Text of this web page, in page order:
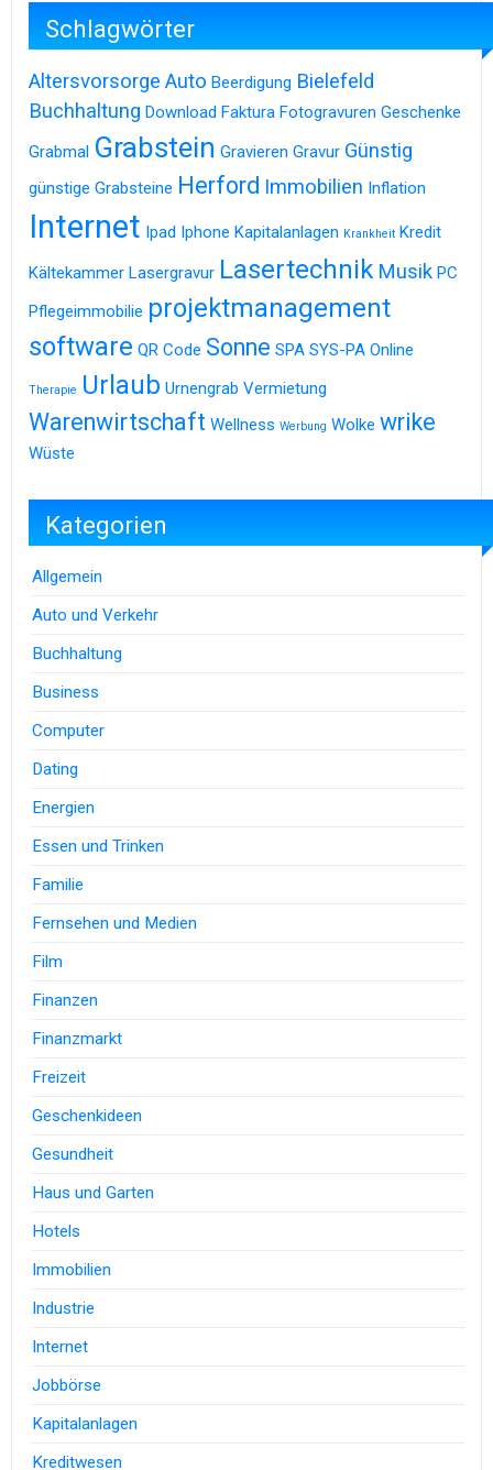
Schlagwörter
Altersvorsorge Auto Beerdigung Bielefeld
Buchhaltung Download Faktura Fotogravuren Geschenke
Grabmal Grabstein Gravieren Gravur Günstig
günstige Grabsteine Herford Immobilien Inflation
Internet Ipad Iphone Kapitalanlagen Krankheit Kredit
Kältekammer Lasergravur Lasertechnik Musik PC
Pflegeimmobilie projektmanagement
software QR Code Sonne SPA SYS-PA Online
Therapie Urlaub Urnengrab Vermietung
Warenwirtschaft Wellness Werbung Wolke wrike
Wüste
Kategorien
Allgemein
Auto und Verkehr
Buchhaltung
Business
Computer
Dating
Energien
Essen und Trinken
Familie
Fernsehen und Medien
Film
Finanzen
Finanzmarkt
Freizeit
Geschenkideen
Gesundheit
Haus und Garten
Hotels
Immobilien
Industrie
Internet
Jobbörse
Kapitalanlagen
Kreditwesen